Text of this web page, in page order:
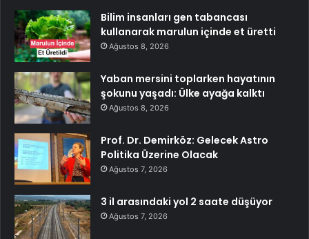
Bilim insanları gen tabancası
kullanarak marulun içinde et üretti
Ağustos 8, 2026
Yaban mersini toplarken hayatının
şokunu yaşadı: Ülke ayağa kalktı
Ağustos 8, 2026
Prof. Dr. Demirköz: Gelecek Astro
Politika Üzerine Olacak
Ağustos 7, 2026
3 il arasındaki yol 2 saate düşüyor
Ağustos 7, 2026